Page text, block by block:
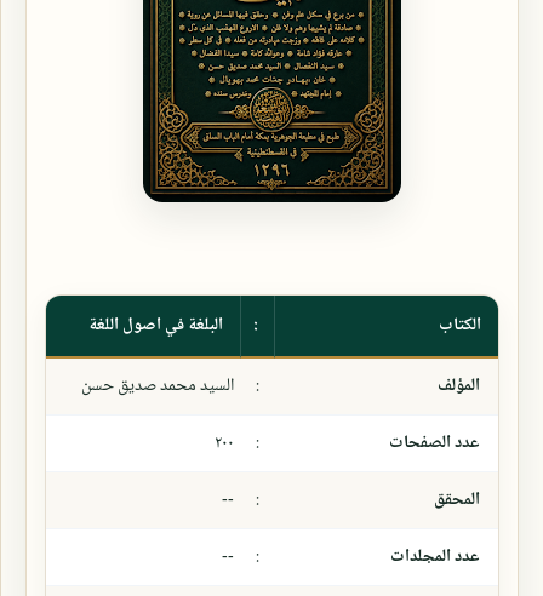
الكتاب :
البلغة في اصول اللغة
المؤلف
:
السيد محمد صديق حسن
عدد الصفحات
:
٢٠٠
المحقق
:
--
عدد المجلدات
:
--